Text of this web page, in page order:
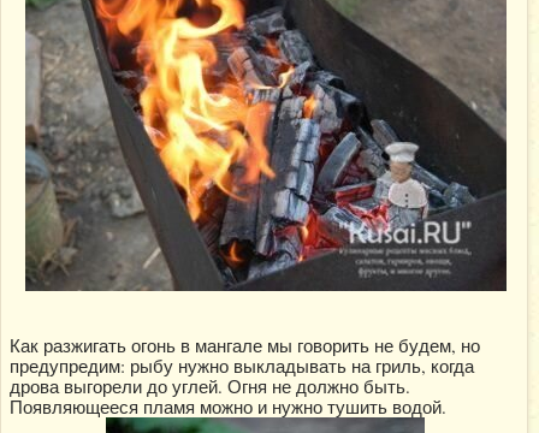
Как разжигать огонь в мангале мы говорить не будем, но
предупредим: рыбу нужно выкладывать на гриль, когда
дрова выгорели до углей. Огня не должно быть.
Появляющееся пламя можно и нужно тушить водой.